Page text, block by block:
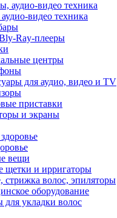
видео техника
Ray-плееры
центры
для аудио, видео и TV
приставки
и экраны
вещи
щетки и ирригаторы
стрижка волос, эпиляторы
оборудование
для укладки волос